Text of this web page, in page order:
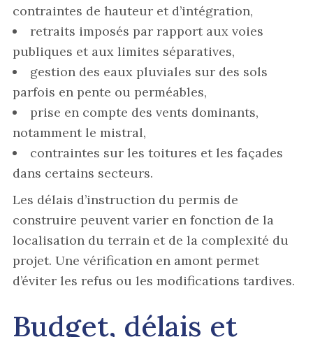
contraintes de hauteur et d’intégration,
retraits imposés par rapport aux voies
publiques et aux limites séparatives,
gestion des eaux pluviales sur des sols
parfois en pente ou perméables,
prise en compte des vents dominants,
notamment le mistral,
contraintes sur les toitures et les façades
dans certains secteurs.
Les délais d’instruction du permis de
construire peuvent varier en fonction de la
localisation du terrain et de la complexité du
projet. Une vérification en amont permet
d’éviter les refus ou les modifications tardives.
Budget, délais et